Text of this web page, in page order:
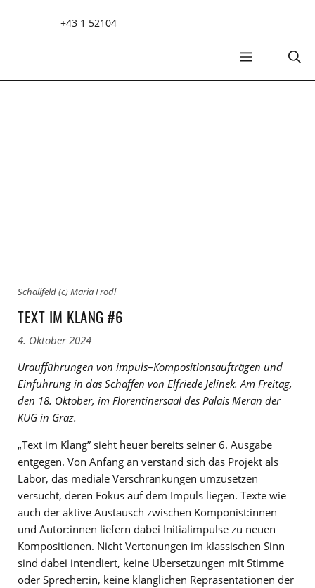
+43 1 52104
MENÜ
Schallfeld (c) Maria Frodl
TEXT IM KLANG #6
4. Oktober 2024
Uraufführungen von impuls–Kompositionsaufträgen und
Einführung in das Schaffen von Elfriede Jelinek. Am Freitag,
den 18. Oktober, im Florentinersaal des Palais Meran der
KUG in Graz.
„Text im Klang” sieht heuer bereits seiner 6. Ausgabe
entgegen. Von Anfang an verstand sich das Projekt als
Labor, das mediale Verschränkungen umzusetzen
versucht, deren Fokus auf dem Impuls liegen. Texte wie
auch der aktive Austausch zwischen Komponist:innen
und Autor:innen liefern dabei Initialimpulse zu neuen
Kompositionen. Nicht Vertonungen im klassischen Sinn
sind dabei intendiert, keine Übersetzungen mit Stimme
oder Sprecher:in, keine klanglichen Repräsentationen der